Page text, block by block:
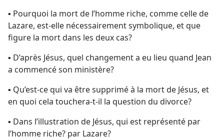
▪ Pourquoi la mort de l’homme riche, comme celle de
Lazare, est-​elle nécessairement symbolique, et que
figure la mort dans les deux cas?
▪ D’après Jésus, quel changement a eu lieu quand Jean
a commencé son ministère?
▪ Qu’est-​ce qui va être supprimé à la mort de Jésus, et
en quoi cela touchera-​t-​il la question du divorce?
▪ Dans l’illustration de Jésus, qui est représenté par
l’homme riche? par Lazare?